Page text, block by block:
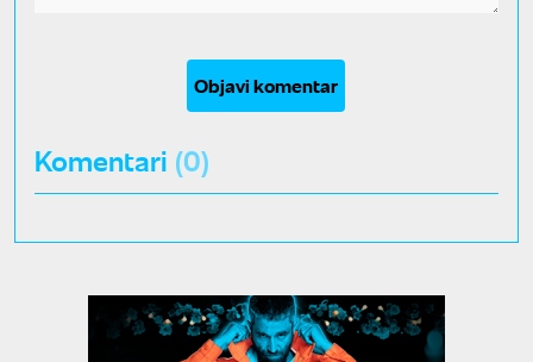
Objavi komentar
Komentari (0)